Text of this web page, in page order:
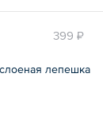
399 ₽
лепешка